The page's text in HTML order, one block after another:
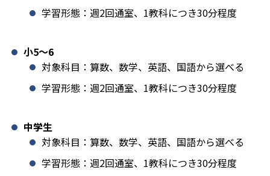
学習形態：週2回通室、1教科につき30分程度
小5〜6
対象科目：算数、数学、英語、国語から選べる
学習形態：週2回通室、1教科につき30分程度
中学生
対象科目：算数、数学、英語、国語から選べる
学習形態：週2回通室、1教科につき30分程度